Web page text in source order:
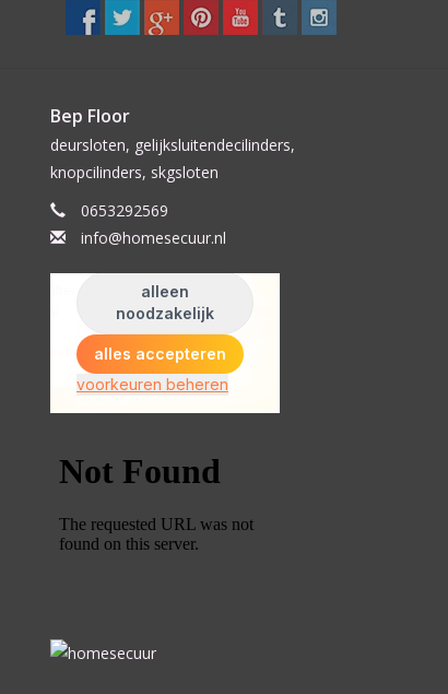
Bep Floor
deursloten, gelijksluitendecilinders,
knopcilinders, skgsloten
0653292569
info@homesecuur.nl